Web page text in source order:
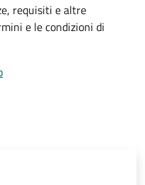
requisiti e altre
e le condizioni di